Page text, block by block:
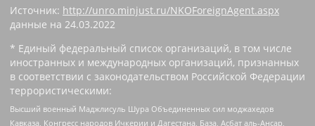
Источник: http://unro.minjust.ru/NKOForeignAgent.aspx
данные на 24.03.2022
* Единый федеральный список организаций, в том числе
иностранных и международных организаций, признанных
в соответствии с законодательством Российской Федерации
террористическими:
Высший военный Маджлисуль Шура Объединенных сил моджахедов
Кавказа, Конгресс народов Ичкерии и Дагестана, База, Асбат аль-Ансар,